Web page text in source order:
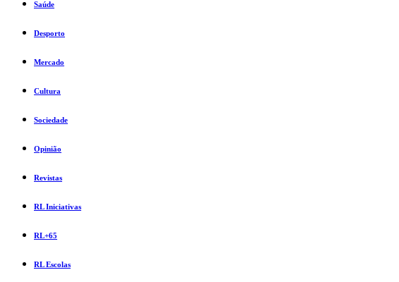
Saúde
Desporto
Mercado
Cultura
Sociedade
Opinião
Revistas
RL Iniciativas
RL+65
RL Escolas